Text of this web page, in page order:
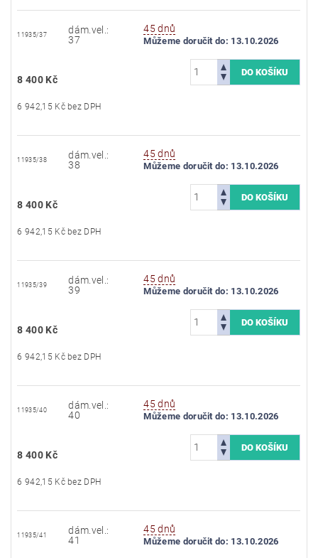
11935/37
dám.vel.:
37
45 dnů
Můžeme doručit do: 13.10.2026
8 400 Kč
6 942,15 Kč bez DPH
11935/38
dám.vel.:
38
45 dnů
Můžeme doručit do: 13.10.2026
8 400 Kč
6 942,15 Kč bez DPH
11935/39
dám.vel.:
39
45 dnů
Můžeme doručit do: 13.10.2026
8 400 Kč
6 942,15 Kč bez DPH
11935/40
dám.vel.:
40
45 dnů
Můžeme doručit do: 13.10.2026
8 400 Kč
6 942,15 Kč bez DPH
11935/41
dám.vel.:
41
45 dnů
Můžeme doručit do: 13.10.2026